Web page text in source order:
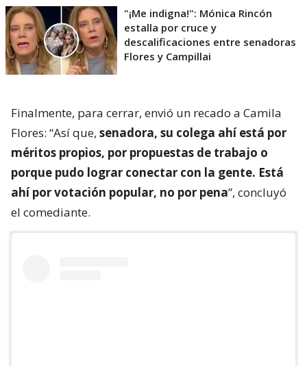
"¡Me indigna!": Mónica Rincón
estalla por cruce y
descalificaciones entre senadoras
Flores y Campillai
Finalmente, para cerrar, envió un recado a Camila
Flores: “Así que, senadora, su colega ahí está por
méritos propios, por propuestas de trabajo o
porque pudo lograr conectar con la gente. Está
ahí por votación popular, no por pena”, concluyó
el comediante.